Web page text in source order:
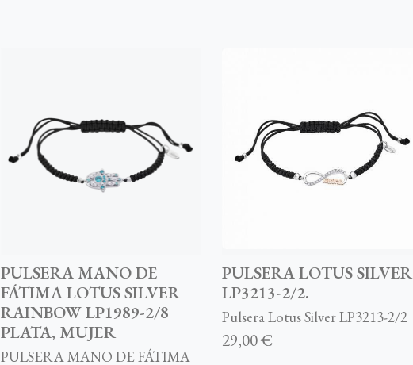
PULSERA MANO DE
FÁTIMA LOTUS SILVER
RAINBOW LP1989-2/8
PLATA, MUJER
PULSERA MANO DE FÁTIMA
PULSERA LOTUS SILVER
LP3213-2/2.
Pulsera Lotus Silver LP3213-2/2
29,00 €